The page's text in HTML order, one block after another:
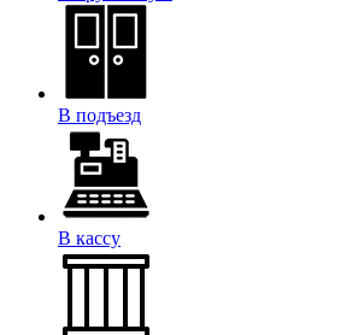
В подъезд
В кассу